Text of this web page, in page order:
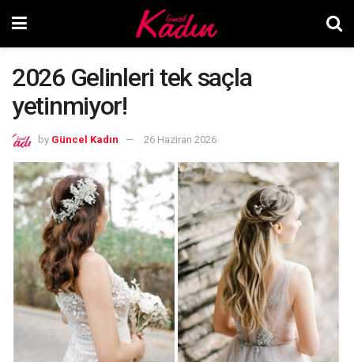
2026 Gelinleri tek saçla
yetinmiyor!
by Güncel Kadın 26 Haziran 2026